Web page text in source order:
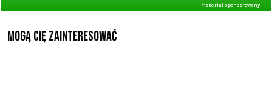
Materiał sponsorowany
Mogą Cię zainteresować